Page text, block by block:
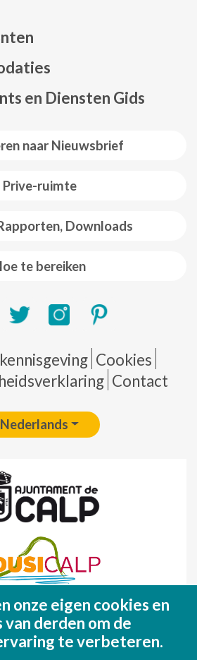
naar Nieuwsbrief
Prive-ruimte
Downloads
te bereiken
en Diensten Gids
Pie de página
Cookies
Contact
Nederlands
Desarrollo Regional
de hacer EUROPA
onze eigen cookies en
van derden om de
te verbeteren.